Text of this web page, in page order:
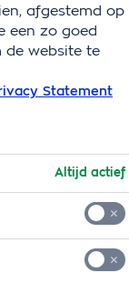
afgestemd op
een zo goed
de website te
Statement
Altijd actief